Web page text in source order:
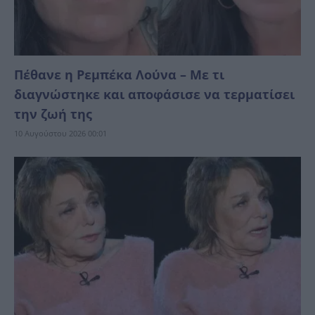
Πέθανε η Ρεμπέκα Λούνα – Με τι
διαγνώστηκε και αποφάσισε να τερματίσει
την ζωή της
10 Αυγούστου 2026 00:01